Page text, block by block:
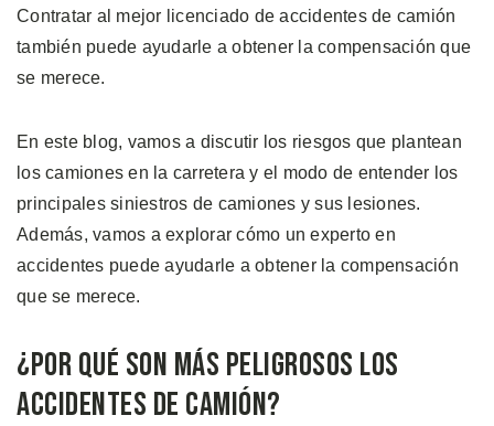
Contratar al mejor licenciado de accidentes de camión
también puede ayudarle a obtener la compensación que
se merece.
En este blog, vamos a discutir los riesgos que plantean
los camiones en la carretera y el modo de entender los
principales siniestros de camiones y sus lesiones.
Además, vamos a explorar cómo un experto en
accidentes puede ayudarle a obtener la compensación
que se merece.
¿Por Qué Son Más Peligrosos Los
Accidentes De Camión?